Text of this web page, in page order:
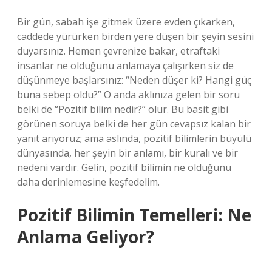
Bir gün, sabah işe gitmek üzere evden çıkarken,
caddede yürürken birden yere düşen bir şeyin sesini
duyarsınız. Hemen çevrenize bakar, etraftaki
insanlar ne olduğunu anlamaya çalışırken siz de
düşünmeye başlarsınız: “Neden düşer ki? Hangi güç
buna sebep oldu?” O anda aklınıza gelen bir soru
belki de “Pozitif bilim nedir?” olur. Bu basit gibi
görünen soruya belki de her gün cevapsız kalan bir
yanıt arıyoruz; ama aslında, pozitif bilimlerin büyülü
dünyasında, her şeyin bir anlamı, bir kuralı ve bir
nedeni vardır. Gelin, pozitif bilimin ne olduğunu
daha derinlemesine keşfedelim.
Pozitif Bilimin Temelleri: Ne
Anlama Geliyor?